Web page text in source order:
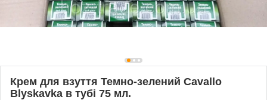
Крем для взуття Темно-зелений Cavallo
Blyskavka в тубі 75 мл.